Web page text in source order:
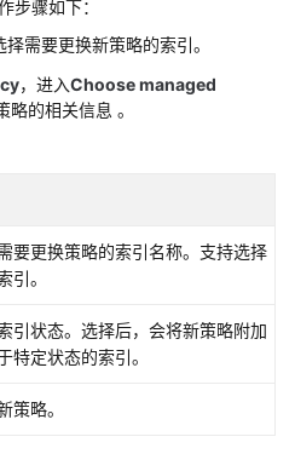
步骤如下：
择需要更换新策略的索引。
，进入Choose managed
的相关信息 。
要更换策略的索引名称。支持选择
引。
引状态。选择后，会将新策略附加
特定状态的索引。
策略。